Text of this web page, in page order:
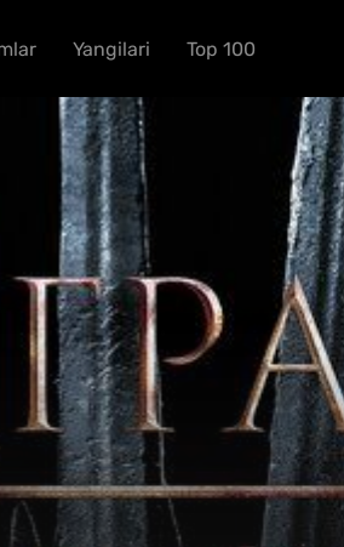
Yangilari Top 100